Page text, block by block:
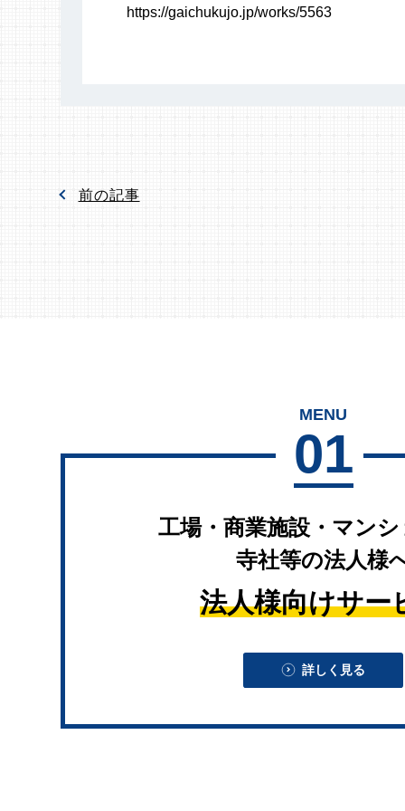
https://gaichukujo.jp/works/5563
前の記事
MENU
01
工場・商業施設・マン
寺社等の法人様
法人様向けサー
詳しく見る